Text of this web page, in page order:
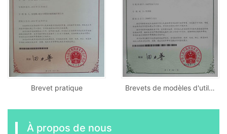
Brevet pratique Brevets de modèles d'utilité
À propos de nous